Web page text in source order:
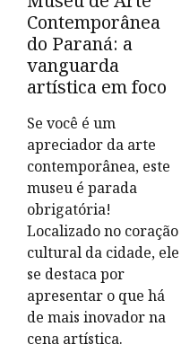
Contemporânea
do Paraná: a
vanguarda
artística em foco
Se você é um
apreciador da arte
contemporânea, este
museu é parada
obrigatória!
Localizado no coração
cultural da cidade, ele
se destaca por
apresentar o que há
de mais inovador na
cena artística.